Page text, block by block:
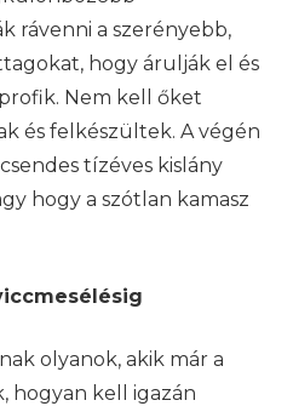
rávenni a szerényebb,
hogy árulják el és
Nem kell őket
és felkészültek. A végén
tízéves kislány
hogy a szótlan kamasz
olyanok, akik már a
hogyan kell igazán